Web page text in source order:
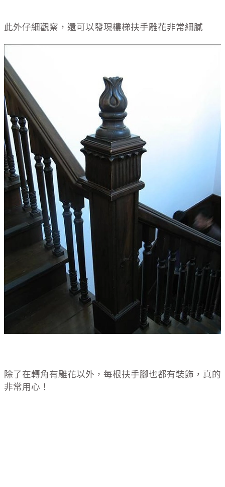
此外仔細觀察，還可以發現樓梯扶手雕花非常細膩
除了在轉角有雕花以外，每根扶手腳也都有裝飾，真的
非常用心！